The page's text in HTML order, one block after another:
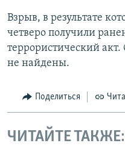
Взрыв, в результате
четверо получили
террористический
не найдены.
Поделиться
ЧИТАЙТЕ ТАКЖЕ: